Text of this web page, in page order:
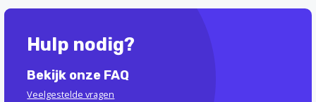
Hulp nodig?
Bekijk onze FAQ
Veelgestelde vragen